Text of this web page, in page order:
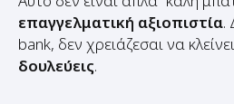
bank, δεν χρειάζεσαι να
δουλεύεις.